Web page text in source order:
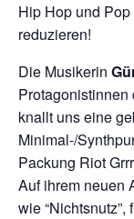
Hip Hop und
reduzieren!
Die Musikerin
knallt uns eine
Minimal-/
Packung Riot
Auf ihrem neuen
wie